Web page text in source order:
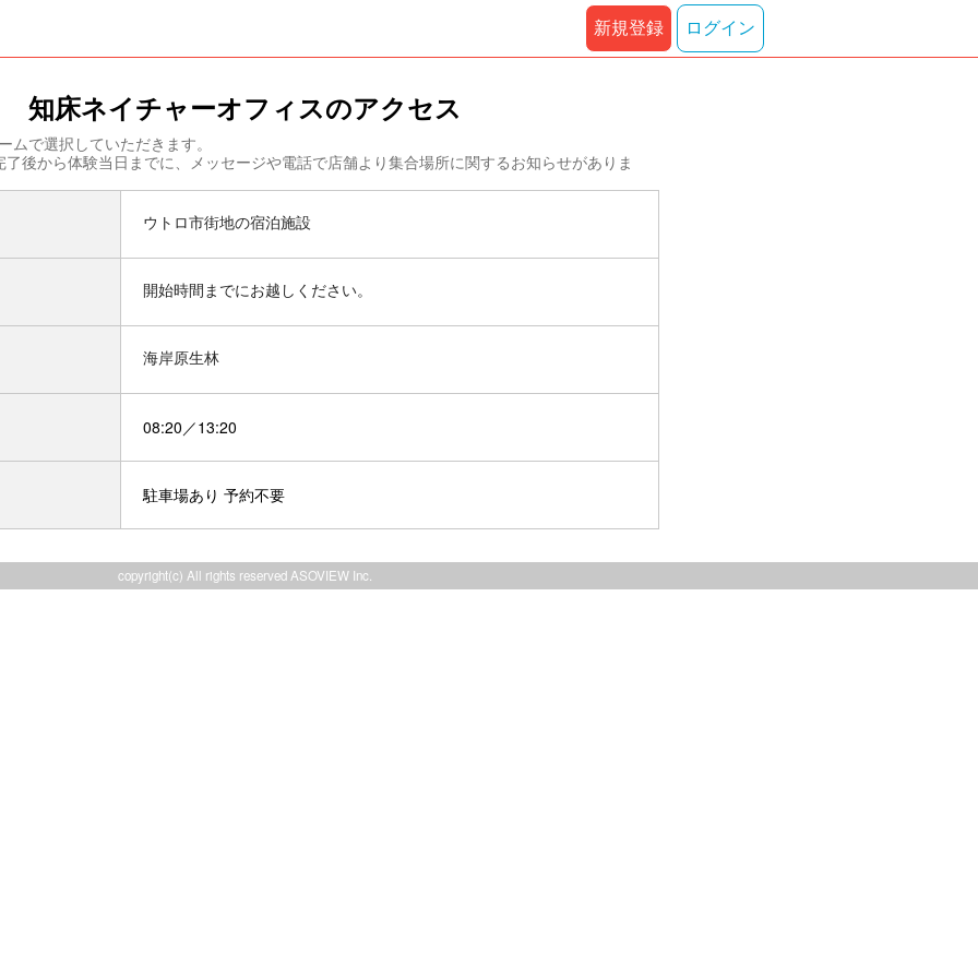
新規登録 ログイン
知床ネイチャーオフィスのアクセス
ムで選択していただきます。
後から体験当日までに、メッセージや電話で店舗より集合場所に関するお知らせがありま
ウトロ市街地の宿泊施設
開始時間までにお越しください。
海岸原生林
08:20／13:20
駐車場あり 予約不要
copyright(c) All rights reserved ASOVIEW Inc.